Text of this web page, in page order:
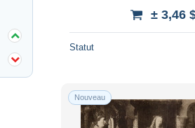
± 3,46
Statut
Nouveau